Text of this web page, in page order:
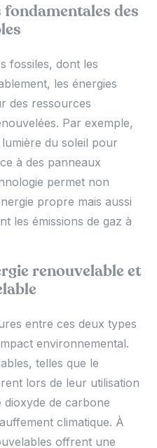
des
fossiles, dont les
les énergies
des ressources
Par exemple,
lumière du soleil pour
à des panneaux
permet non
propre mais aussi
les émissions de gaz à
renouvelable et
entre ces deux types
environnemental.
telles que le
lors de leur utilisation
dioxyde de carbone
climatique. À
offrent une